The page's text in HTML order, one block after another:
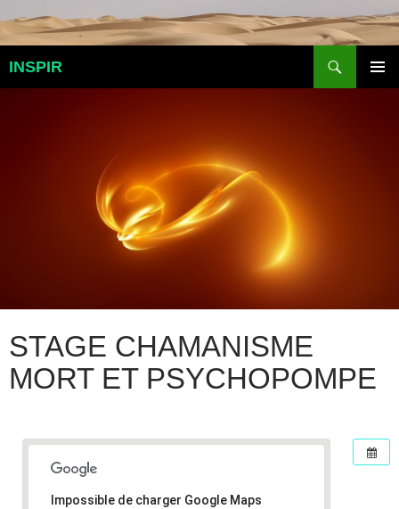
INSPIR
STAGE CHAMANISME
MORT ET PSYCHOPOMPE
Impossible de charger Google Maps